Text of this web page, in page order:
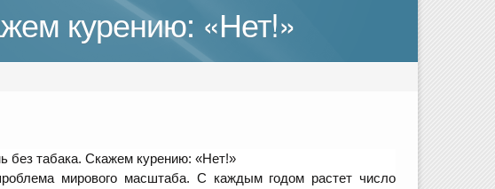
курению: «Нет!»
без табака. Скажем курению: «Нет!»
мирового масштаба. С каждым годом растет число